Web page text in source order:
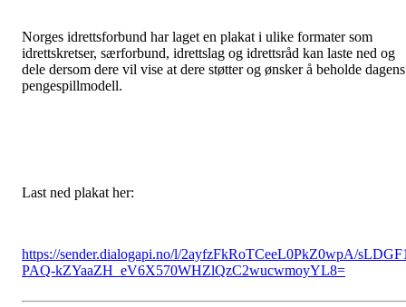
Norges idrettsforbund har laget en plakat i ulike formater som
idrettskretser, særforbund, idrettslag og idrettsråd kan laste ned og
dele dersom dere vil vise at dere støtter og ønsker å beholde dagens
pengespillmodell.
Last ned plakat her:
https://sender.dialogapi.no/l/2ayfzFkRoTCeeL0PkZ0wpA/
PAQ-kZYaaZH_eV6X570WHZlQzC2wucwmoyYL8=